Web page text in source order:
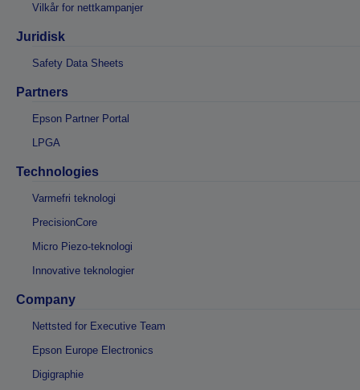
Vilkår for nettkampanjer
Juridisk
Safety Data Sheets
Partners
Epson Partner Portal
LPGA
Technologies
Varmefri teknologi
PrecisionCore
Micro Piezo-teknologi
Innovative teknologier
Company
Nettsted for Executive Team
Epson Europe Electronics
Digigraphie